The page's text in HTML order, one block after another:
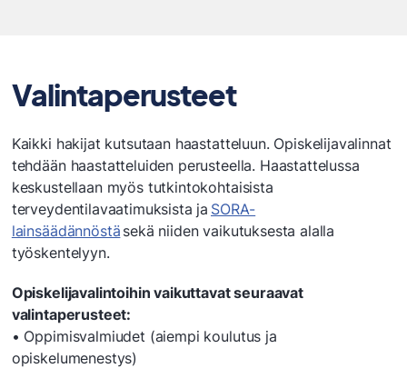
Valintaperusteet
Kaikki hakijat kutsutaan haastatteluun. Opiskelijavalinnat
tehdään haastatteluiden perusteella. Haastattelussa
keskustellaan myös tutkintokohtaisista
terveydentilavaatimuksista ja SORA-
lainsäädännöstä sekä niiden vaikutuksesta alalla
työskentelyyn.
Opiskelijavalintoihin vaikuttavat seuraavat
valintaperusteet:
• Oppimisvalmiudet (aiempi koulutus ja
opiskelumenestys)